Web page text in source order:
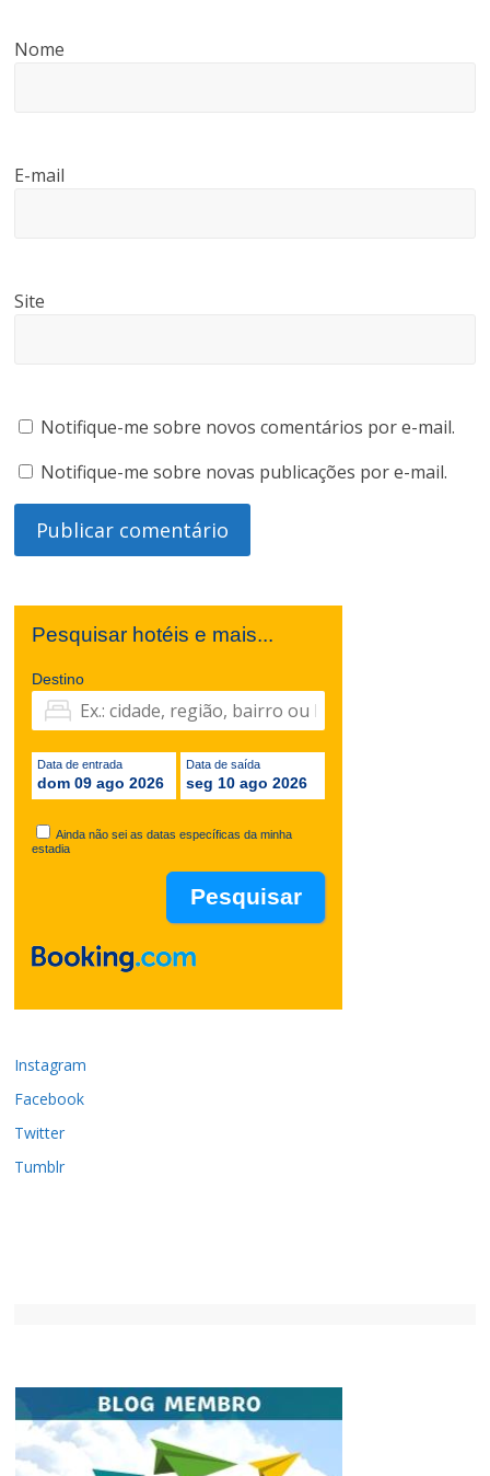
Nome
E-mail
Site
Notifique-me sobre novos comentários por e-mail.
Notifique-me sobre novas publicações por e-mail.
Pesquisar hotéis e mais...
Destino
Data de entrada
dom 09 ago 2026
Data de saída
seg 10 ago 2026
Ainda não sei as datas específicas da minha
estadia
Instagram
Facebook
Twitter
Tumblr